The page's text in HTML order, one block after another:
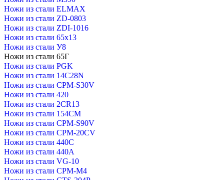
Ножи из стали ELMAX
Ножи из стали ZD-0803
Ножи из стали ZDI-1016
Ножи из стали 65х13
Ножи из стали У8
Ножи из стали 65Г
Ножи из стали PGK
Ножи из стали 14C28N
Ножи из стали CPM-S30V
Ножи из стали 420
Ножи из стали 2CR13
Ножи из стали 154CM
Ножи из стали CPM-S90V
Ножи из стали CPM-20CV
Ножи из стали 440C
Ножи из стали 440А
Ножи из стали VG-10
Ножи из стали CPM-M4